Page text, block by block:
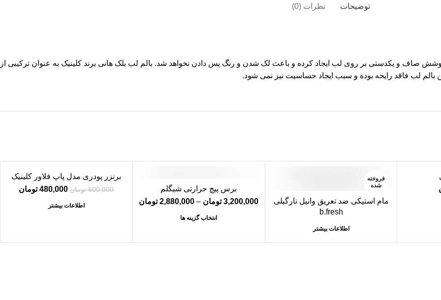
توضیحات نظرات (0)
صاف و یکدستی بر روی لب ایجاد کرده و باعث لک شدن و رنگ پس دادن نخواهد شد. بالم لب بلک هانی برند کلینیک به عنوان ترکیبی از
بالم لب فاقد رایحه بوده و سبب ایجاد حساسیت نیز نمی شود.
فروخته
شده
مام استیکی ضد تعریق وانیل نارگیلی
b.fresh
اطلاعات بیشتر
برس پیچ حرارتی شیگلم
3,200,000 تومان –
2,880,000 تومان
3,200,000 تومان
انتخاب گزینه ها
-20%
برنزر پودری مدل پاپ فلاور کلینیک
600,000 تومان
قیمت اصلی:480,000 تومان
اطلاعات بیشتر